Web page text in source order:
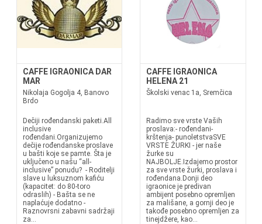
CAFFE IGRAONICA DAR
MAR
Nikolaja Gogolja 4, Banovo
Brdo
Dečiji rođendanski paketi.All
inclusive
rođendani.Organizujemo
dečije rođendanske proslave
u bašti koje se pamte. Šta je
uključeno u našu “all-
inclusive” ponudu? - Roditelji
slave u luksuznom kafiću
(kapacitet: do 80-toro
odraslih) - Bašta se ne
naplaćuje dodatno -
Raznovrsni zabavni sadržaji
za...
CAFFE IGRAONICA
HELENA 21
Školski venac 1a, Sremčica
Radimo sve vrste Vaših
proslava:- rođendani-
krštenja- punoletstvaSVE
VRSTE ŽURKI - jer naše
žurke su
NAJBOLJE.Izdajemo prostor
za sve vrste žurki, proslava i
rođendana.Donji deo
igraonice je predivan
ambijent posebno opremljen
za mališane, a gornji deo je
takođe posebno opremljen za
tinejdžere, kao...